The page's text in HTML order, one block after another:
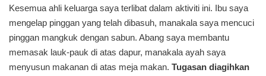
Kesemua ahli keluarga saya terlibat dalam aktiviti ini. Ibu saya
mengelap pinggan yang telah dibasuh, manakala saya mencuci
pinggan mangkuk dengan sabun. Abang saya membantu
memasak lauk-pauk di atas dapur, manakala ayah saya
menyusun makanan di atas meja makan. Tugasan diagihkan